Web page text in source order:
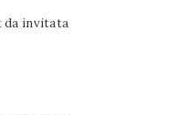
invitata